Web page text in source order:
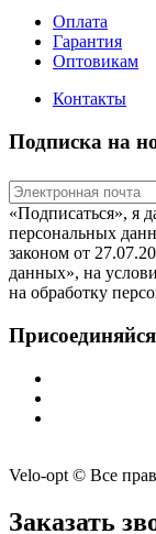
Оплата
Гарантия
Оптовикам
Контакты
Подписка на
«Подписаться», я
персональных
законом от
данных», на
на обработку
Присоединяйся
Velo-opt © Все
Заказать